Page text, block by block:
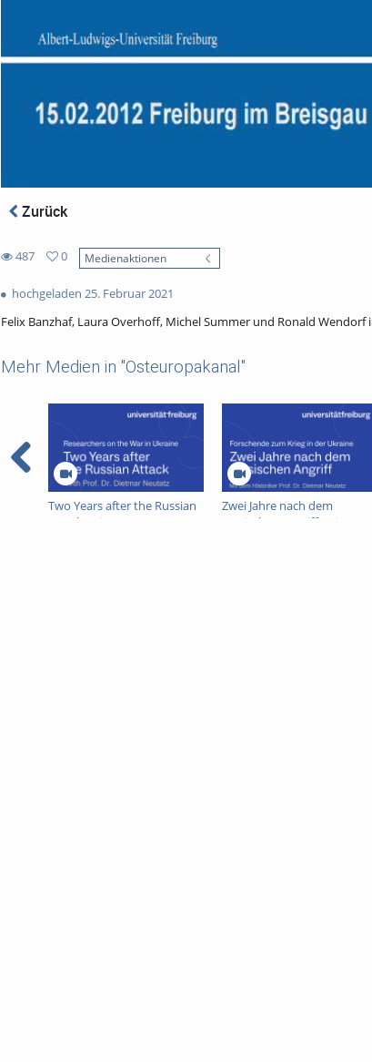
Zurück
487
views
0
favorites
Medienaktionen
hochgeladen 25. Februar 2021
Felix Banzhaf, Laura Overhoff, Michel Summer und Ronald Wendorf
Mehr Medien in "Osteuropakanal"
Two Years after the Russian
Attack - Dietmar Neutatz
Zwei Jahre nach dem
russischen Angriff - Dietmar